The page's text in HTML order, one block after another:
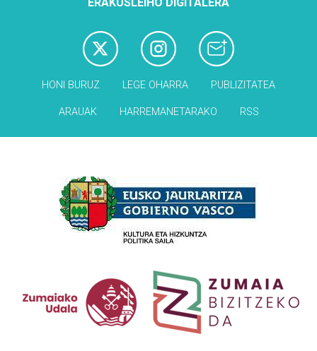
HONI BURUZ LEGE OHARRA PUBLIZITATEA
ARAUAK HARREMANETARAKO RSS